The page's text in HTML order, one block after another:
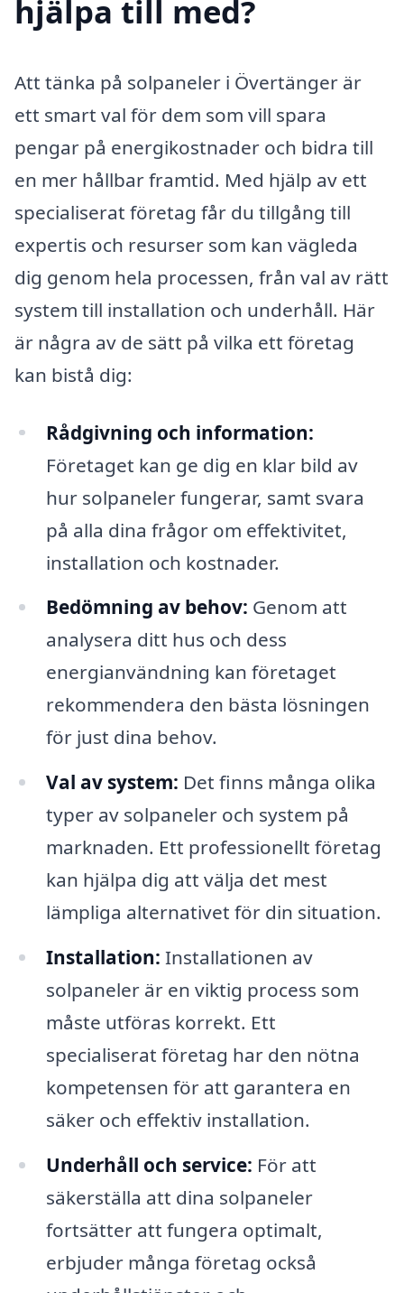
hjälpa till med?
Att tänka på solpaneler i Övertänger är
ett smart val för dem som vill spara
pengar på energikostnader och bidra till
en mer hållbar framtid. Med hjälp av ett
specialiserat företag får du tillgång till
expertis och resurser som kan vägleda
dig genom hela processen, från val av rätt
system till installation och underhåll. Här
är några av de sätt på vilka ett företag
kan bistå dig:
Rådgivning och information:
Företaget kan ge dig en klar bild av
hur solpaneler fungerar, samt svara
på alla dina frågor om effektivitet,
installation och kostnader.
Bedömning av behov: Genom att
analysera ditt hus och dess
energianvändning kan företaget
rekommendera den bästa lösningen
för just dina behov.
Val av system: Det finns många olika
typer av solpaneler och system på
marknaden. Ett professionellt företag
kan hjälpa dig att välja det mest
lämpliga alternativet för din situation.
Installation: Installationen av
solpaneler är en viktig process som
måste utföras korrekt. Ett
specialiserat företag har den nötna
kompetensen för att garantera en
säker och effektiv installation.
Underhåll och service: För att
säkerställa att dina solpaneler
fortsätter att fungera optimalt,
erbjuder många företag också